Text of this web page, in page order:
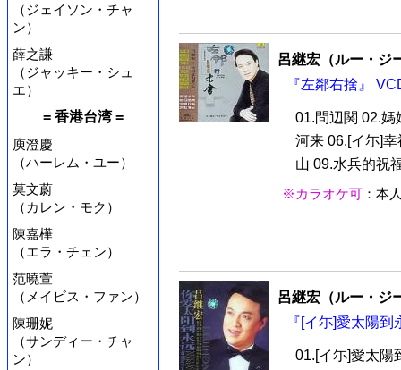
（ジェイソン・チャ
ン）
薛之謙
（ジャッキー・シュ
エ）
= 香港台湾 =
庾澄慶
（ハーレム・ユー）
莫文蔚
（カレン・モク）
陳嘉樺
（エラ・チェン）
范曉萱
（メイビス・ファン）
陳珊妮
（サンディー・チャ
ン）
呂継宏（ルー・ジ
『左鄰右捨』
01.問辺関 02.媽
河来 06.[イ尓]
山 09.水兵的祝
※カラオケ可 ：本
呂継宏（ルー・ジ
『[イ尓]愛太陽
01.[イ尓]愛太陽